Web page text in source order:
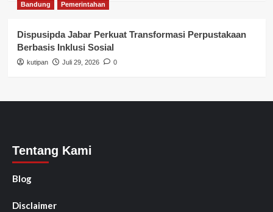
Bandung Pemerintahan
Dispusipda Jabar Perkuat Transformasi Perpustakaan
Berbasis Inklusi Sosial
kutipan Juli 29, 2026 0
Tentang Kami
Blog
Disclaimer